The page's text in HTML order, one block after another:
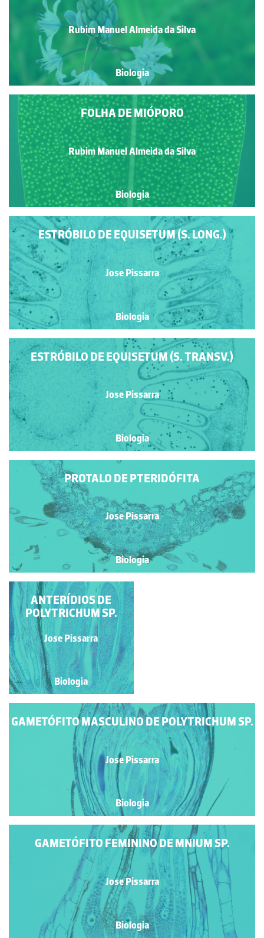
Rubim Manuel Almeida da Silva
Biologia
FOLHA DE MIÓPORO
Rubim Manuel Almeida da Silva
Biologia
ESTRÓBILO DE EQUISETUM (S. LONG.)
Jose Pissarra
Biologia
ESTRÓBILO DE EQUISETUM (S. TRANSV.)
Jose Pissarra
Biologia
PROTALO DE PTERIDÓFITA
Jose Pissarra
Biologia
ANTERÍDEOS DE
MARCHANTIA SP.
Jose Pissarra
Biologia
GAMETÓFITO MASCULINO DE POLYTRICHUM SP.
Jose Pissarra
Biologia
ANTERÍDIOS DE
POLYTRICHUM SP.
Jose Pissarra
Biologia
GAMETÓFITO FEMININO DE MNIUM SP.
Jose Pissarra
Biologia